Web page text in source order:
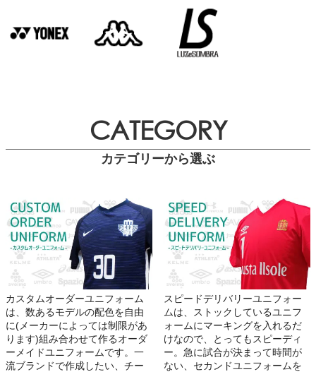
CATEGORY
カテゴリーから選ぶ
カスタムオーダーユニフォーム
は、数あるモデルの配色を自由
に(メーカーによっては制限があ
ります)組み合わせて作るオーダ
ーメイドユニフォームです。一
流ブランドで作成したい、チー
スピードデリバリーユニフォー
ムは、ストックしているユニフ
ォームにマーキングを入れるだ
けなので、とってもスピーディ
ー。急に試合が決まって時間が
ない、セカンドユニフォームを